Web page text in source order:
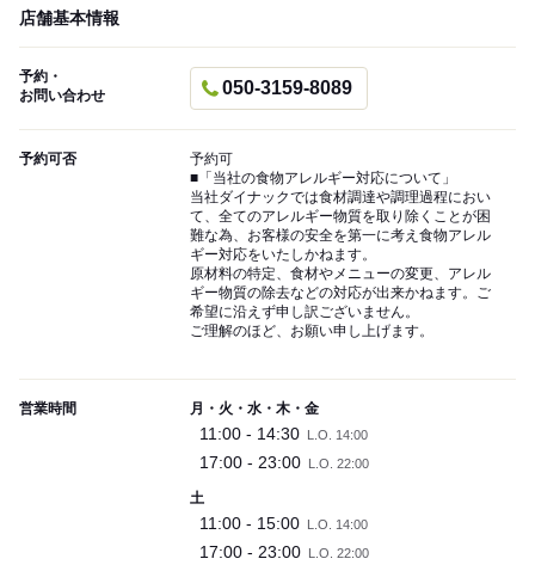
店舗基本情報
予約・
お問い合わせ
050-3159-8089
予約可否
予約可
■「当社の食物アレルギー対応について」
当社ダイナックでは食材調達や調理過程におい
て、全てのアレルギー物質を取り除くことが困
難な為、お客様の安全を第一に考え食物アレル
ギー対応をいたしかねます。
原材料の特定、食材やメニューの変更、アレル
ギー物質の除去などの対応が出来かねます。ご
希望に沿えず申し訳ございません。
ご理解のほど、お願い申し上げます。
営業時間 月・火・水・木・金
11:00 - 14:30 L.O. 14:00
17:00 - 23:00 L.O. 22:00
土
11:00 - 15:00 L.O. 14:00
17:00 - 23:00 L.O. 22:00